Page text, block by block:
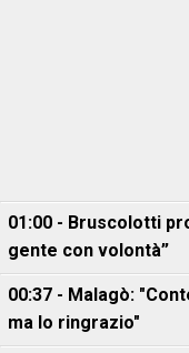
01:00 - Bruscolotti
gente con volontà”
00:37 - Malagò:
ma lo ringrazio"